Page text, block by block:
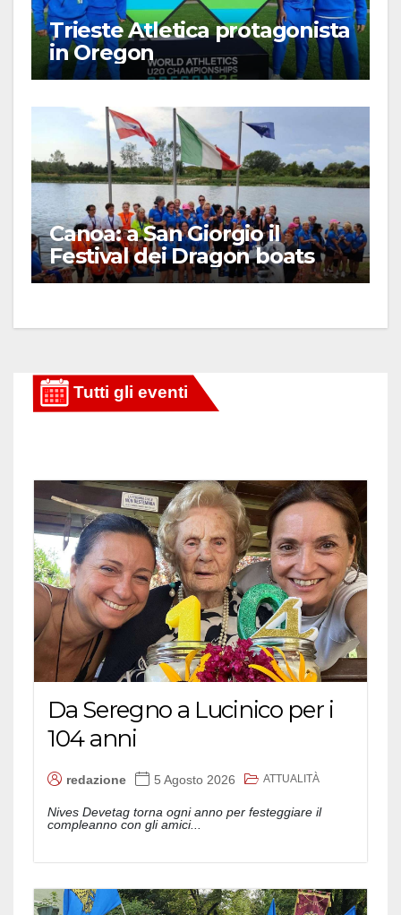
Trieste Atletica protagonista
in Oregon
Canoa: a San Giorgio il
Festival dei Dragon boats
Da Seregno a Lucinico per i
104 anni
redazione 5 Agosto 2026 ATTUALITÀ
Nives Devetag torna ogni anno per festeggiare il
compleanno con gli amici...